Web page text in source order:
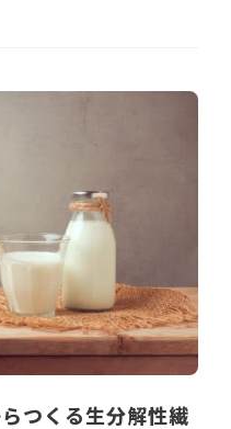
つくる生分解性繊